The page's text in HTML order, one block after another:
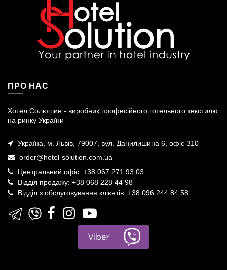
ПРО НАС
Хотел Солюшин - виробник професійного готельного текстилю
на ринку України
Україна, м. Львів, 79007, вул. Данилишина 6, офіс 310
order@hotel-solution.com.ua
Центральний офіс: +38 067 271 93 03
Відділ продажу: +38 068 228 44 98
Відділ з обслуговування клієнтів: +38 096 244 84 58